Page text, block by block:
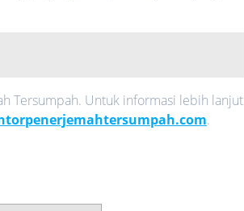
Tersumpah. Untuk informasi lebih lanjut
.